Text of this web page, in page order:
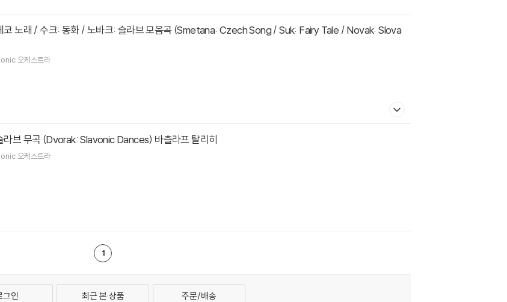
오케스트라
라브 무곡 (Dvorak: Slavonic Dances) 바츨라프 탈리히
오케스트라
1
그인 최근 본 상품 주문/배송